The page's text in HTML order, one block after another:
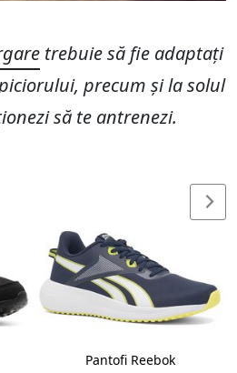
trebuie să fie adaptați
precum și la solul
să te antrenezi.
Pantofi Reebok